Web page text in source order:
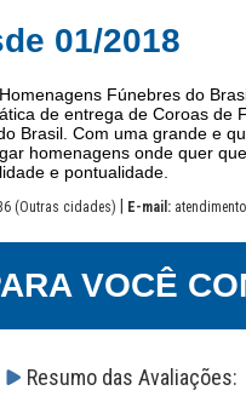
01/2018
Fúnebres do
de entrega de Coroas de
Brasil. Com uma grande e
homenagens onde quer
e pontualidade.
(Outras cidades) E-mail:
VOCÊ
Resumo das Avaliações: